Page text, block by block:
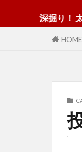
深掘り！ 太陽光
HOME